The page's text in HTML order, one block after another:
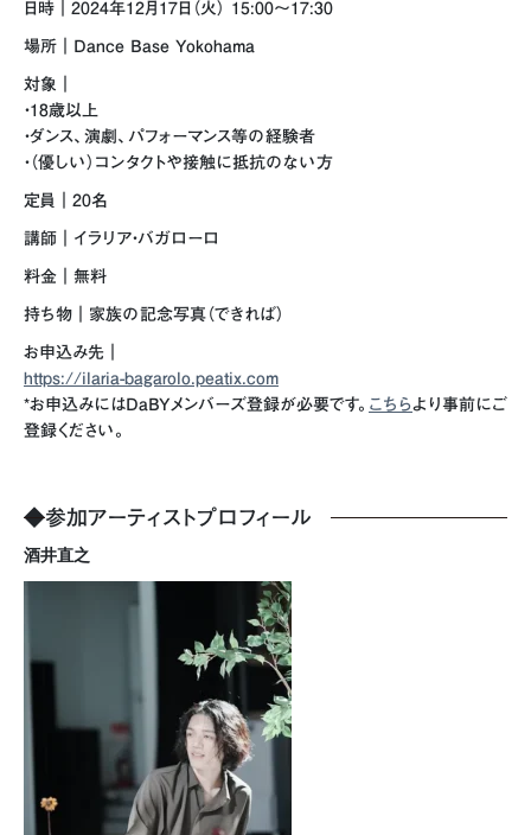
日時｜2024年12月17日（火） 15:00～17:30
場所｜Dance Base Yokohama
対象｜
・18歳以上
・ダンス、演劇、パフォーマンス等の経験者
・（優しい）コンタクトや接触に抵抗のない方
定員｜20名
講師｜イラリア・バガローロ
料金｜無料
持ち物｜家族の記念写真（できれば）
お申込み先｜
https://ilaria-bagarolo.peatix.com
*お申込みにはDaBYメンバーズ登録が必要です。 こちらより事前にご
登録ください。
◆参加アーティストプロフィール
酒井直之